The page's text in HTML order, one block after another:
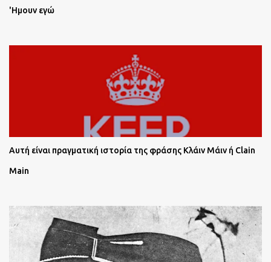
'Ημουν εγώ
Αυτή είναι πραγματική ιστορία της φράσης Κλάιν Μάιν ή Clain
Main